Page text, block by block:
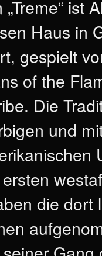
ist
Haus in
gespielt
of the
Die
und
die